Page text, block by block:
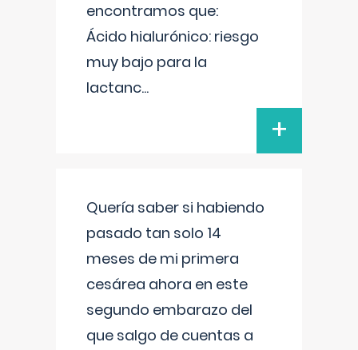
encontramos que:
Ácido hialurónico: riesgo
muy bajo para la
lactanc...
+
Quería saber si habiendo
pasado tan solo 14
meses de mi primera
cesárea ahora en este
segundo embarazo del
que salgo de cuentas a